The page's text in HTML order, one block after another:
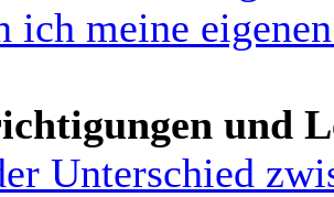
ich meine
und
Unterschied